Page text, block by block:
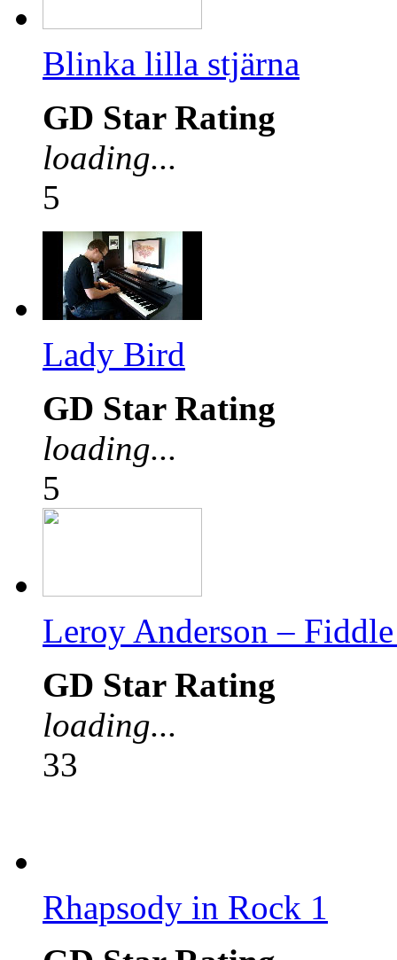
Blinka lilla stjärna
GD Star Rating
loading...
5
Lady Bird
GD Star Rating
loading...
5
Leroy Anderson –
GD Star Rating
loading...
33
Rhapsody in Rock 1